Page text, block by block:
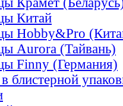
Китай
Hobby&Pro
Aurora (Тайвань)
Finny (Германия)
блистерной